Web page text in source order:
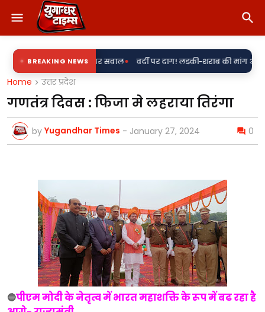
BREAKING NEWS
एंट्री पर सवाल• वर्दी पर दाग! लड़की-शराब की मांग और महिला से बदसलूकी
Home उत्तर प्रदेश
गणतंत्र दिवस : फिजा मे लहराया तिरंगा
by Yugandhar Times - January 27, 2024 0
🔵पीएम मोदी के नेतृत्व में भारत महाशक्ति के रूप में बढ रहा है